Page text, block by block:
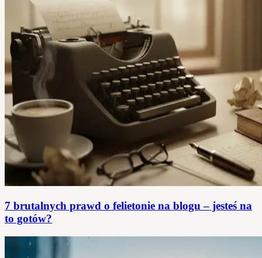
7 brutalnych prawd o felietonie na blogu – jesteś na
to gotów?